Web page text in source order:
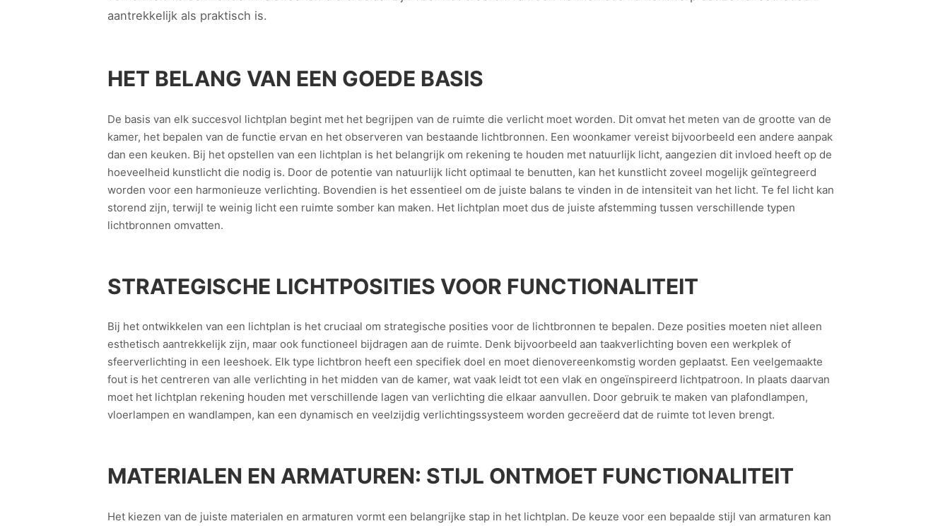
aantrekkelijk als praktisch is.
HET BELANG VAN EEN GOEDE BASIS
De basis van elk succesvol lichtplan begint met het begrijpen van de ruimte die verlicht moet worden. Dit omvat het meten van de grootte van de
kamer, het bepalen van de functie ervan en het observeren van bestaande lichtbronnen. Een woonkamer vereist bijvoorbeeld een andere aanpak
dan een keuken. Bij het opstellen van een lichtplan is het belangrijk om rekening te houden met natuurlijk licht, aangezien dit invloed heeft op de
hoeveelheid kunstlicht die nodig is. Door de potentie van natuurlijk licht optimaal te benutten, kan het kunstlicht zoveel mogelijk geïntegreerd
worden voor een harmonieuze verlichting. Bovendien is het essentieel om de juiste balans te vinden in de intensiteit van het licht. Te fel licht kan
storend zijn, terwijl te weinig licht een ruimte somber kan maken. Het lichtplan moet dus de juiste afstemming tussen verschillende typen
lichtbronnen omvatten.
STRATEGISCHE LICHTPOSITIES VOOR FUNCTIONALITEIT
Bij het ontwikkelen van een lichtplan is het cruciaal om strategische posities voor de lichtbronnen te bepalen. Deze posities moeten niet alleen
esthetisch aantrekkelijk zijn, maar ook functioneel bijdragen aan de ruimte. Denk bijvoorbeeld aan taakverlichting boven een werkplek of
sfeerverlichting in een leeshoek. Elk type lichtbron heeft een specifiek doel en moet dienovereenkomstig worden geplaatst. Een veelgemaakte
fout is het centreren van alle verlichting in het midden van de kamer, wat vaak leidt tot een vlak en ongeïnspireerd lichtpatroon. In plaats daarvan
moet het lichtplan rekening houden met verschillende lagen van verlichting die elkaar aanvullen. Door gebruik te maken van plafondlampen,
vloerlampen en wandlampen, kan een dynamisch en veelzijdig verlichtingssysteem worden gecreëerd dat de ruimte tot leven brengt.
MATERIALEN EN ARMATUREN: STIJL ONTMOET FUNCTIONALITEIT
Het kiezen van de juiste materialen en armaturen vormt een belangrijke stap in het lichtplan. De keuze voor een bepaalde stijl van armaturen kan